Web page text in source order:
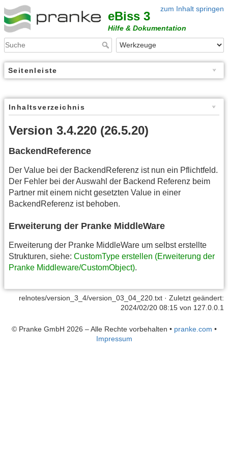
zum Inhalt springen
eBiss 3
Hilfe & Dokumentation
Seitenleiste
Inhaltsverzeichnis
Version 3.4.220 (26.5.20)
BackendReference
Der Value bei der BackendReferenz ist nun ein Pflichtfeld.
Der Fehler bei der Auswahl der Backend Referenz beim
Partner mit einem nicht gesetzten Value in einer
BackendReferenz ist behoben.
Erweiterung der Pranke MiddleWare
Erweiterung der Pranke MiddleWare um selbst erstellte
Strukturen, siehe: CustomType erstellen (Erweiterung der
Pranke Middleware/CustomObject).
relnotes/version_3_4/version_03_04_220.txt · Zuletzt geändert:
2024/02/20 08:15 von 127.0.0.1
© Pranke GmbH 2026 – Alle Rechte vorbehalten • pranke.com •
Impressum